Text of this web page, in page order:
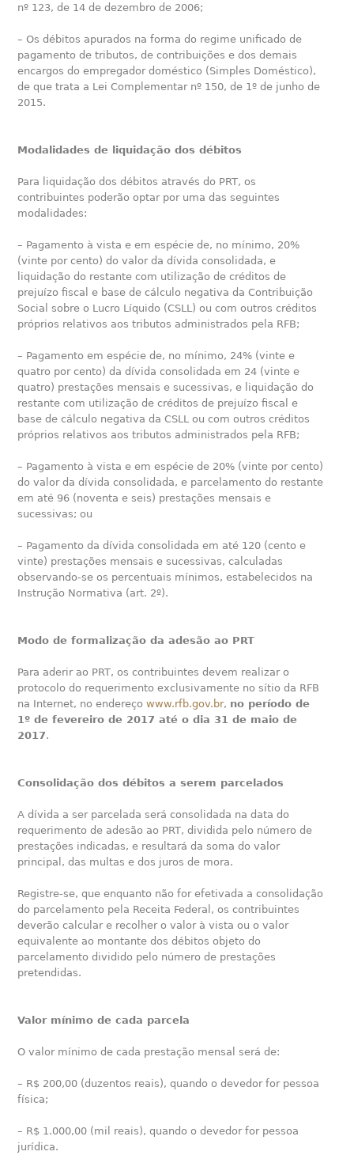
nº 123, de 14 de dezembro de 2006;
– Os débitos apurados na forma do regime unificado de
pagamento de tributos, de contribuições e dos demais
encargos do empregador doméstico (Simples Doméstico),
de que trata a Lei Complementar nº 150, de 1º de junho de
2015.
Modalidades de liquidação dos débitos
Para liquidação dos débitos através do PRT, os
contribuintes poderão optar por uma das seguintes
modalidades:
– Pagamento à vista e em espécie de, no mínimo, 20%
(vinte por cento) do valor da dívida consolidada, e
liquidação do restante com utilização de créditos de
prejuízo fiscal e base de cálculo negativa da Contribuição
Social sobre o Lucro Líquido (CSLL) ou com outros créditos
próprios relativos aos tributos administrados pela RFB;
– Pagamento em espécie de, no mínimo, 24% (vinte e
quatro por cento) da dívida consolidada em 24 (vinte e
quatro) prestações mensais e sucessivas, e liquidação do
restante com utilização de créditos de prejuízo fiscal e
base de cálculo negativa da CSLL ou com outros créditos
próprios relativos aos tributos administrados pela RFB;
– Pagamento à vista e em espécie de 20% (vinte por cento)
do valor da dívida consolidada, e parcelamento do restante
em até 96 (noventa e seis) prestações mensais e
sucessivas; ou
– Pagamento da dívida consolidada em até 120 (cento e
vinte) prestações mensais e sucessivas, calculadas
observando-se os percentuais mínimos, estabelecidos na
Instrução Normativa (art. 2º).
Modo de formalização da adesão ao PRT
Para aderir ao PRT, os contribuintes devem realizar o
protocolo do requerimento exclusivamente no sítio da RFB
na Internet, no endereçowww.rfb.gov.br, no período de
1º de fevereiro de 2017 até o dia 31 de maio de
2017.
Consolidação dos débitos a serem parcelados
A dívida a ser parcelada será consolidada na data do
requerimento de adesão ao PRT, dividida pelo número de
prestações indicadas, e resultará da soma do valor
principal, das multas e dos juros de mora.
Registre-se, que enquanto não for efetivada a consolidação
do parcelamento pela Receita Federal, os contribuintes
deverão calcular e recolher o valor à vista ou o valor
equivalente ao montante dos débitos objeto do
parcelamento dividido pelo número de prestações
pretendidas.
Valor mínimo de cada parcela
O valor mínimo de cada prestação mensal será de:
– R$ 200,00 (duzentos reais), quando o devedor for pessoa
física;
– R$ 1.000,00 (mil reais), quando o devedor for pessoa
jurídica.